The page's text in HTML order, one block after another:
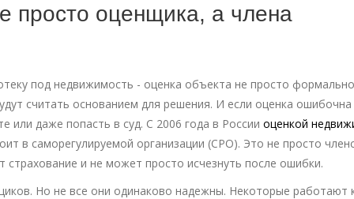
просто оценщика, а члена
под недвижимость - оценка объекта не просто
считать основанием для решения. И если оценка
или даже попасть в суд. С 2006 года в России оценкой
в саморегулируемой организации (СРО). Это не просто
страхование и не может просто исчезнуть после ошибки.
Но не все они одинаково надежны. Некоторые работают